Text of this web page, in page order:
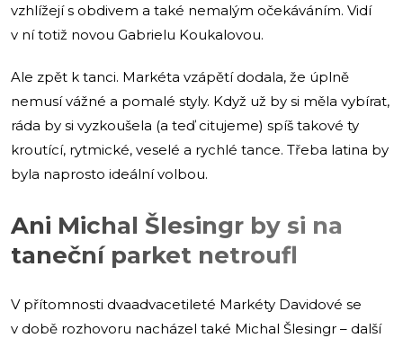
vzhlížejí s obdivem a také nemalým očekáváním. Vidí
v ní totiž novou Gabrielu Koukalovou.
Ale zpět k tanci. Markéta vzápětí dodala, že úplně
nemusí vážné a pomalé styly. Když už by si měla vybírat,
ráda by si vyzkoušela (a teď citujeme) spíš takové ty
kroutící, rytmické, veselé a rychlé tance. Třeba latina by
byla naprosto ideální volbou.
Ani Michal Šlesingr by si na
taneční parket netroufl
V přítomnosti dvaadvacetileté Markéty Davidové se
v době rozhovoru nacházel také Michal Šlesingr – další